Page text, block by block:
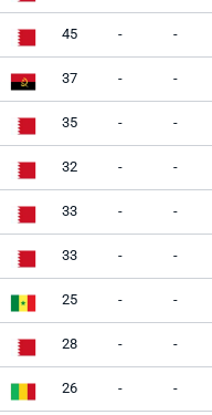
45 - -
37 - -
35 - -
32 - -
33 - -
33 - -
25 - -
28 - -
26 - -